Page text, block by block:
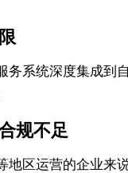
务系统深度集成到
规不足
地区运营的企业来